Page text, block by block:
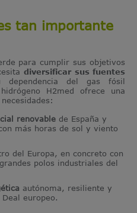
tan importante
para cumplir sus objetivos
diversificar sus fuentes
del gas fósil
H2med ofrece una
renovable de España y
más horas de sol y viento
del Europa, en concreto con
polos industriales del
autónoma, resiliente y
europeo.